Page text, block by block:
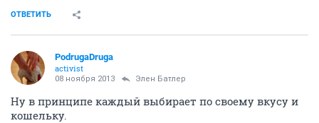
ОТВЕТИТЬ
PodrugaDruga
activist
08 ноября 2013 Элен Батлер
Ну в принципе каждый выбирает по своему вкусу и
кошельку.